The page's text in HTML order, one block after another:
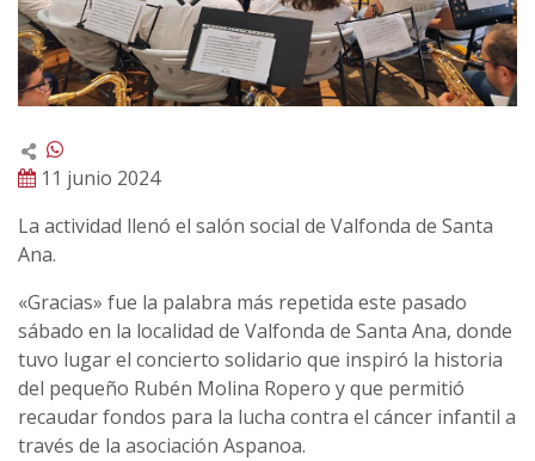
11 junio 2024
La actividad llenó el salón social de Valfonda de Santa
Ana.
«Gracias» fue la palabra más repetida este pasado
sábado en la localidad de Valfonda de Santa Ana, donde
tuvo lugar el concierto solidario que inspiró la historia
del pequeño Rubén Molina Ropero y que permitió
recaudar fondos para la lucha contra el cáncer infantil a
través de la asociación Aspanoa.